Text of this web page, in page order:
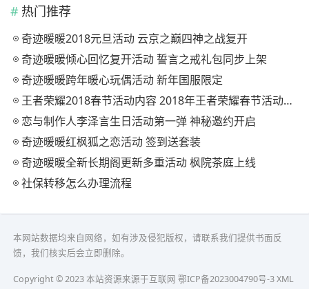
热门推荐
奇迹暖暖2018元旦活动 云京之巅四神之战复开
奇迹暖暖倾心回忆复开活动 誓言之戒礼包同步上架
奇迹暖暖跨年暖心玩偶活动 新年国服限定
王者荣耀2018春节活动内容 2018年王者荣耀春节活动大全
恋与制作人李泽言生日活动第一弹 神秘邀约开启
奇迹暖暖红枫狐之恋活动 签到送套装
奇迹暖暖全新长期阁更新多重活动 枫院茶庭上线
社保转移怎么办理流程
本网站数据均来自网络，如有涉及侵犯版权，请联系我们提供书面反
馈，我们核实后会立即删除。
Copyright © 2023 本站资源来源于互联网 鄂ICP备2023004790号-3XML